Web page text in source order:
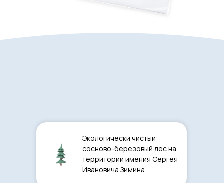
Экологически чистый
сосново-березовый лес на
территории имения Сергея
Ивановича Зимина